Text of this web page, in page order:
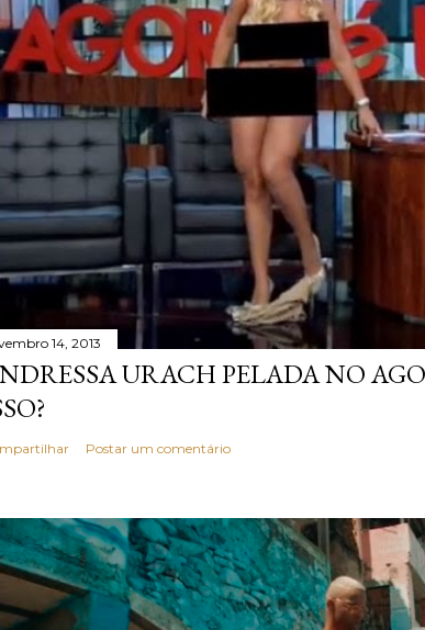
14, 2013
URACH PELADA NO
Postar um comentário